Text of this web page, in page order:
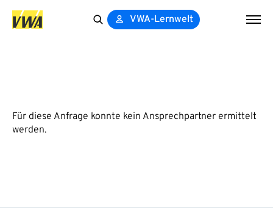
VWA-Lernwelt
Für diese Anfrage konnte kein Ansprechpartner ermittelt
werden.